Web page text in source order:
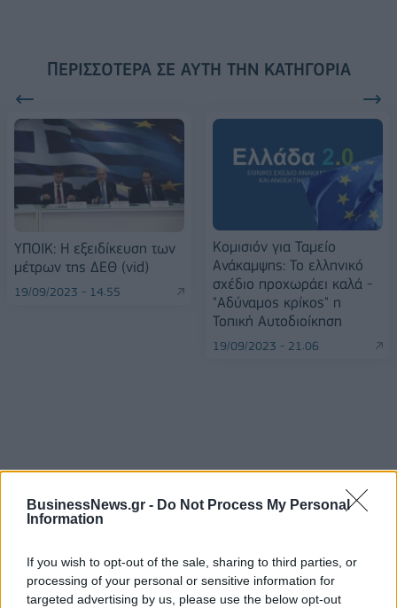
BusinessNews.gr - Do Not Process My Personal
Information
If you wish to opt-out of the sale, sharing to third parties, or
processing of your personal or sensitive information for
targeted advertising by us, please use the below opt-out
ΠΕΡΙΣΣΌΤΕΡΑ ΣΕ ΑΥΤΉ ΤΗΝ ΚΑΤΗΓΟΡΊΑ
ΥΠΟΙΚ: Η εξειδίκευση των
μέτρων της ΔΕΘ (vid)
19/09/2023 - 14:55
Κομισιόν για Ταμείο
Ανάκαμψης: Το ελληνικό
σχέδιο προχωράει καλά -
"Αδύναμος κρίκος" η
Τοπική Αυτοδιοίκηση
19/09/2023 - 21:06